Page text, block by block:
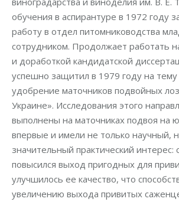
обучения в аспирантуре в 1972 году
работу в отдел питомниководства
сотрудником. Продолжает работать
и доработкой кандидатской
успешно защитил в 1979 году на
удобрение маточников подвойных
Украине». Исследования этого
выполнены на маточниках подвоя на
впервые и имели не только научный,
значительный практический интерес:
повысился выход пригодных для
улучшилось ее качество, что
увеличению выхода привитых